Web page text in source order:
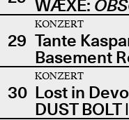
WÆXE:
29
KONZERT
Tante
Basement
30
KONZERT
Lost in
DUST BOLT